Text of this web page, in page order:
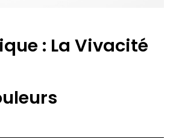
: La Vivacité